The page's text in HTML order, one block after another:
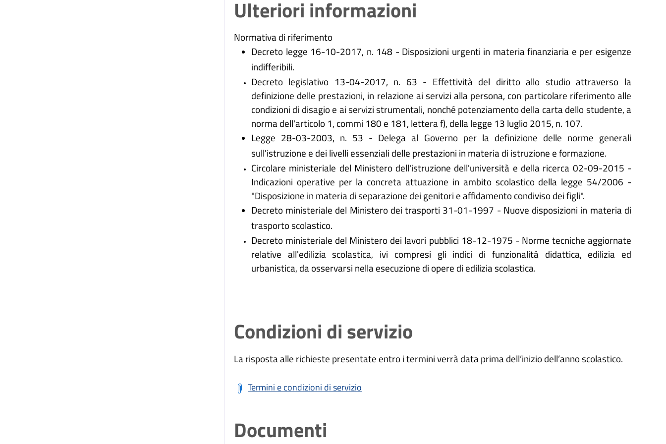
Ulteriori informazioni
Normativa di riferimento
Decreto legge 16-10-2017, n. 148 - Disposizioni urgenti in materia finanziaria e per esigenze
indifferibili.
Decreto legislativo 13-04-2017, n. 63 - Effettività del diritto allo studio attraverso la
definizione delle prestazioni, in relazione ai servizi alla persona, con particolare riferimento alle
condizioni di disagio e ai servizi strumentali, nonché potenziamento della carta dello studente, a
norma dell'articolo 1, commi 180 e 181, lettera f), della legge 13 luglio 2015, n. 107.
Legge 28-03-2003, n. 53 - Delega al Governo per la definizione delle norme generali
sull'istruzione e dei livelli essenziali delle prestazioni in materia di istruzione e formazione.
Circolare ministeriale del Ministero dell'istruzione dell'università e della ricerca 02-09-2015 -
Indicazioni operative per la concreta attuazione in ambito scolastico della legge 54/2006 -
"Disposizione in materia di separazione dei genitori e affidamento condiviso dei figli".
Decreto ministeriale del Ministero dei trasporti 31-01-1997 - Nuove disposizioni in materia di
trasporto scolastico.
Decreto ministeriale del Ministero dei lavori pubblici 18-12-1975 - Norme tecniche aggiornate
relative all'edilizia scolastica, ivi compresi gli indici di funzionalità didattica, edilizia ed
urbanistica, da osservarsi nella esecuzione di opere di edilizia scolastica.
Condizioni di servizio
La risposta alle richieste presentate entro i termini verrà data prima dell’inizio dell’anno scolastico.
Termini e condizioni di servizio
Documenti